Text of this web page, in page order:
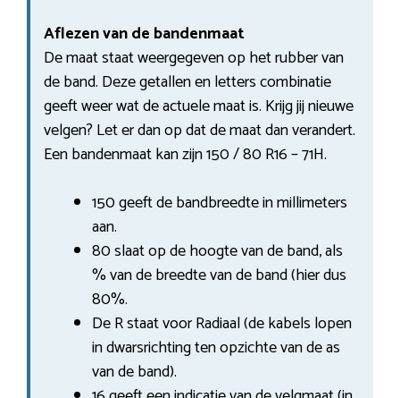
Aflezen van de bandenmaat
De maat staat weergegeven op het rubber van
de band. Deze getallen en letters combinatie
geeft weer wat de actuele maat is. Krijg jij nieuwe
velgen? Let er dan op dat de maat dan verandert.
Een bandenmaat kan zijn 150 / 80 R16 – 71H.
150 geeft de bandbreedte in millimeters
aan.
80 slaat op de hoogte van de band, als
% van de breedte van de band (hier dus
80%.
De R staat voor Radiaal (de kabels lopen
in dwarsrichting ten opzichte van de as
van de band).